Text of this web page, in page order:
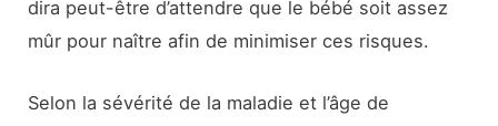
dira peut-être d’attendre que le bébé soit assez
mûr pour naître afin de minimiser ces risques.
Selon la sévérité de la maladie et l’âge de